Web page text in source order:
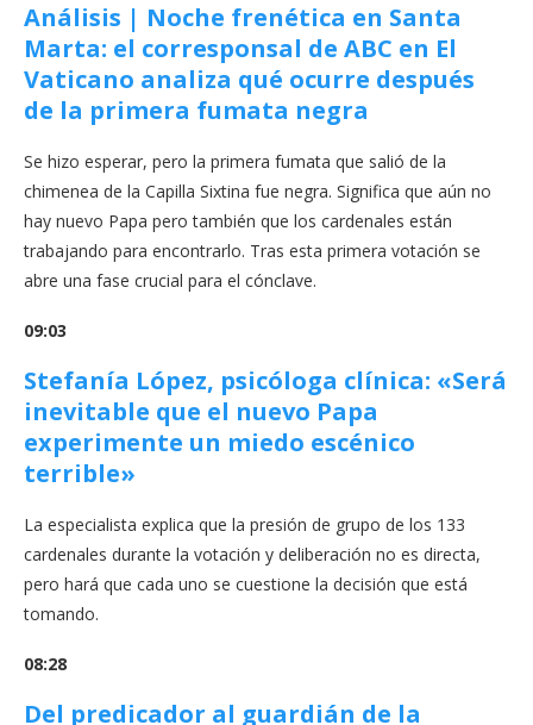
Análisis | Noche frenética en Santa
Marta: el corresponsal de ABC en El
Vaticano analiza qué ocurre después
de la primera fumata negra
Se hizo esperar, pero la primera fumata que salió de la
chimenea de la Capilla Sixtina fue negra. Significa que aún no
hay nuevo Papa pero también que los cardenales están
trabajando para encontrarlo. Tras esta primera votación se
abre una fase crucial para el cónclave.
09:03
Stefanía López, psicóloga clínica: «Será
inevitable que el nuevo Papa
experimente un miedo escénico
terrible»
La especialista explica que la presión de grupo de los 133
cardenales durante la votación y deliberación no es directa,
pero hará que cada uno se cuestione la decisión que está
tomando.
08:28
Del predicador al guardián de la